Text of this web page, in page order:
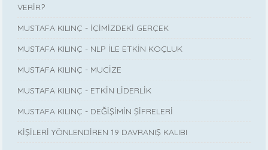
VERİR?
MUSTAFA KILINÇ - İÇİMİZDEKİ GERÇEK
MUSTAFA KILINÇ - NLP İLE ETKİN KOÇLUK
MUSTAFA KILINÇ - MUCİZE
MUSTAFA KILINÇ - ETKİN LİDERLİK
MUSTAFA KILINÇ - DEĞİŞİMİN ŞİFRELERİ
KİŞİLERİ YÖNLENDİREN 19 DAVRANIŞ KALIBI